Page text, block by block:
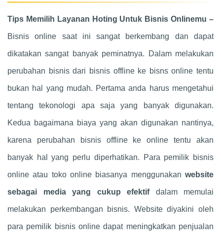
Tips Memilih Layanan Hoting Untuk Bisnis Onlinemu –
Bisnis online saat ini sangat berkembang dan dapat
dikatakan sangat banyak peminatnya. Dalam melakukan
perubahan bisnis dari bisnis offline ke bisns online tentu
bukan hal yang mudah. Pertama anda harus mengetahui
tentang tekonologi apa saja yang banyak digunakan.
Kedua bagaimana biaya yang akan digunakan nantinya,
karena perubahan bisnis offline ke online tentu akan
banyak hal yang perlu diperhatikan. Para pemilik bisnis
online atau toko online biasanya menggunakan website
sebagai media yang cukup efektif dalam memulai
melakukan perkembangan bisnis. Website diyakini oleh
para pemilik bisnis online dapat meningkatkan penjualan